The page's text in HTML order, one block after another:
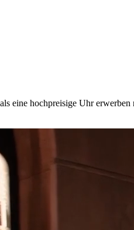
eine hochpreisige Uhr